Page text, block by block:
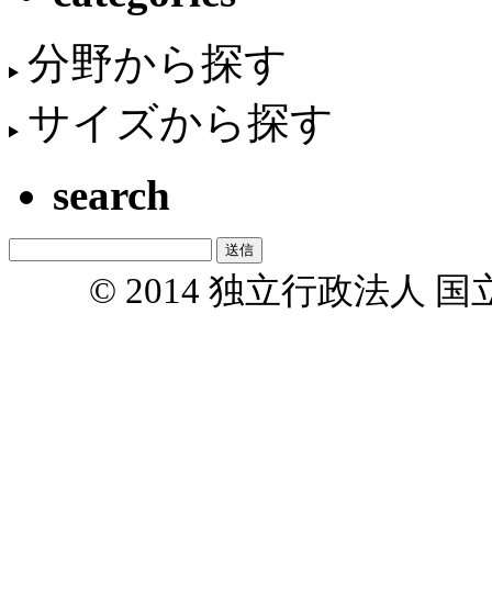
分野から探す
サイズから探す
search
© 2014 独立行政法人 国